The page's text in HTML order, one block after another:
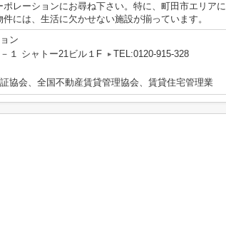
レーションにお尋ね下さい。特に、町田市エリアに
には、生活に欠かせない施設が揃っています。
ン
１ シャトー21ビル１F
TEL:0120-915-328
協会、全国不動産賃貸管理協会、賃貸住宅管理業